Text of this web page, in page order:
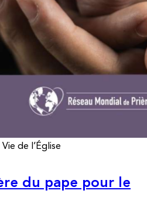
Vie de l’Église
du pape pour le